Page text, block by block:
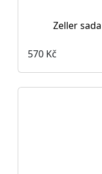
Zeller
570 Kč